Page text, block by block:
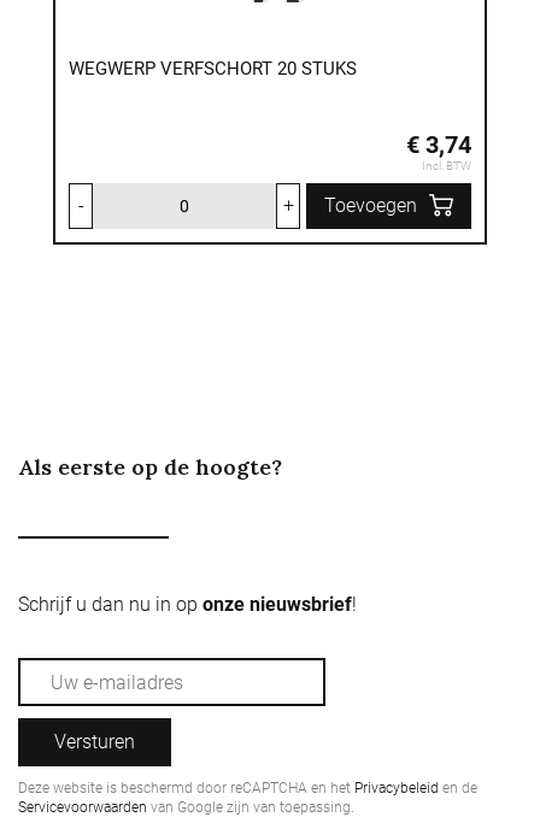
WEGWERP VERFSCHORT 20 STUKS
€ 3,74
Incl. BTW
- + Toevoegen
Als eerste op de hoogte?
Schrijf u dan nu in op onze nieuwsbrief!
Versturen
Deze website is beschermd door reCAPTCHA en het Privacybeleid en de
Servicevoorwaarden van Google zijn van toepassing.